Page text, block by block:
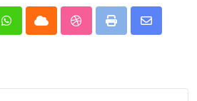
WhatsappCloud StumbleUpon
Print
Share